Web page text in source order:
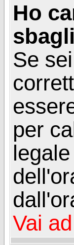
Ho
Se
per
Vai